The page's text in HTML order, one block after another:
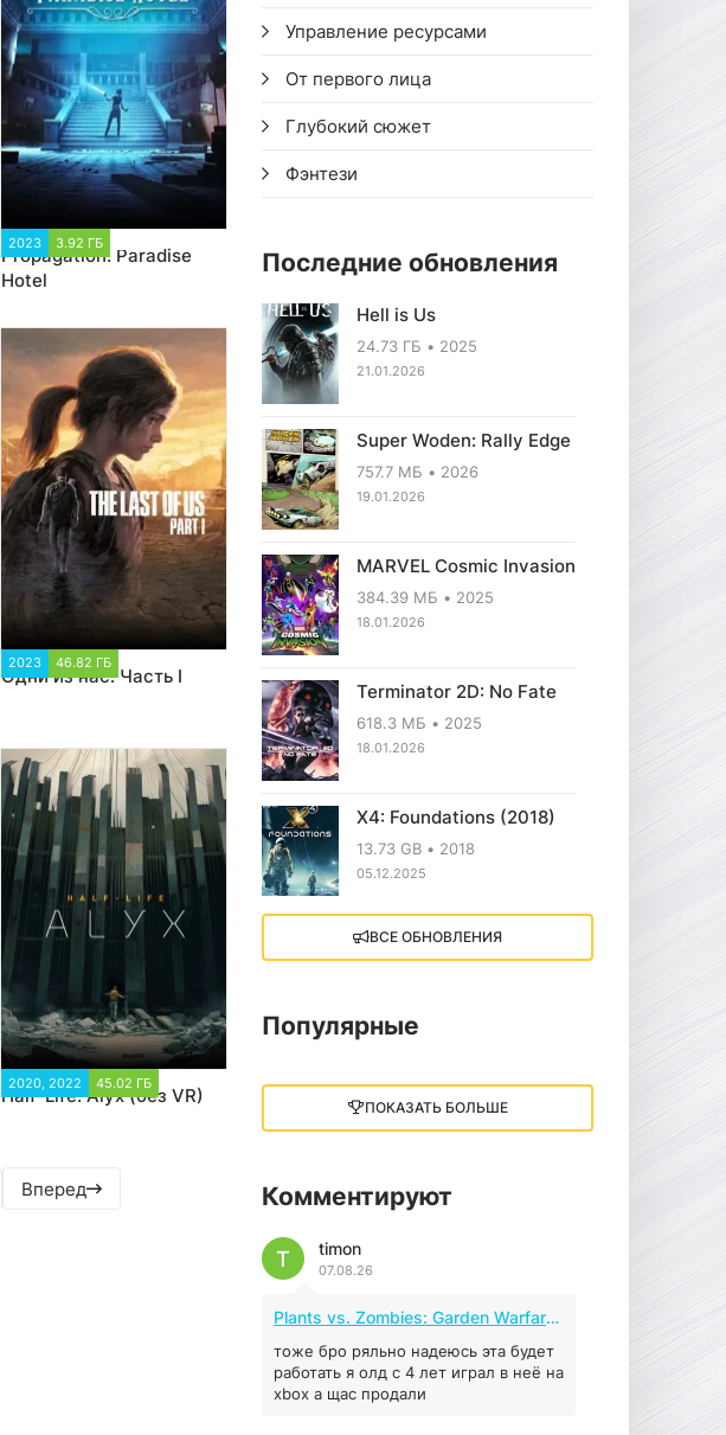
2023 3.92 ГБ
Propagation: Paradise
Hotel
2023 46.82 ГБ
Одни из нас: Часть I
2020, 2022 45.02 ГБ
Half-Life: Alyx (без VR)
Вперед
Управление ресурсами
От первого лица
Глубокий сюжет
Фэнтези
Последние обновления
Hell is Us
24.73 ГБ 2025
21.01.2026
Super Woden: Rally Edge
757.7 МБ 2026
19.01.2026
MARVEL Cosmic Invasion
384.39 МБ 2025
18.01.2026
Terminator 2D: No Fate
618.3 МБ 2025
18.01.2026
X4: Foundations (2018)
13.73 GB 2018
05.12.2025
Little Nightmares III
4.96 ГБ 2023
MAFIA: THE OLD
COUNTRY
44.98 ГБ
04.12.2025
Red Chaos - The Strict
Order
5.43 ГБ 2025
04.12.2025
ВСЕ ОБНОВЛЕНИЯ
Популярные
ПОКАЗАТЬ БОЛЬШЕ
Комментируют
timon
07.08.26
T
Plants vs. Zombies: Garden Warfare 2 (2016)
тоже бро ряльно надеюсь эта будет
работать я олд с 4 лет играл в неё на
xbox а щас продали